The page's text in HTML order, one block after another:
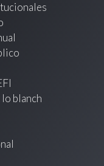
blanch